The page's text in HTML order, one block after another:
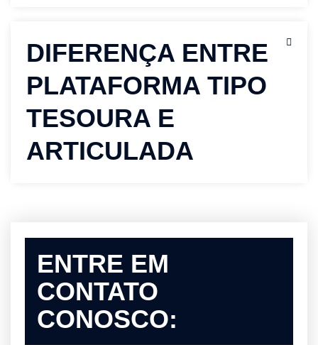
DIFERENÇA ENTRE
PLATAFORMA TIPO
TESOURA E
ARTICULADA
ENTRE EM
CONTATO
CONOSCO: